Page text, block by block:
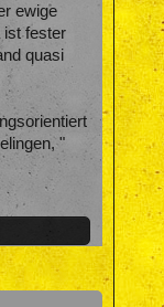
ewige
ist fester
quasi
"